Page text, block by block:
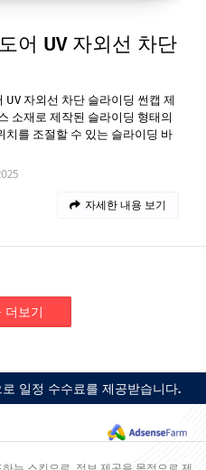
어 UV 자외선 차단
자외선 차단 슬라이딩 썬캡 제
소재로 제작된 슬라이딩 형태의
치를 조절할 수 있는 슬라이딩 바
자세한 내용 보기
더보기
일정 수수료를 제공받습니다.